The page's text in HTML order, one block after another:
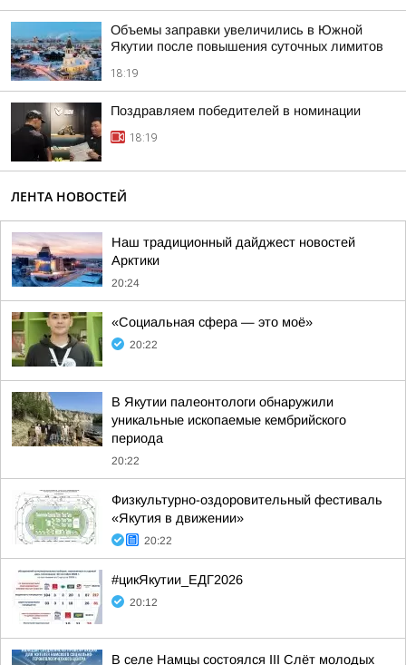
Объемы заправки увеличились в Южной
Якутии после повышения суточных лимитов
18:19
Поздравляем победителей в номинации
18:19
ЛЕНТА НОВОСТЕЙ
Наш традиционный дайджест новостей
Арктики
20:24
«Социальная сфера — это моё»
20:22
В Якутии палеонтологи обнаружили
уникальные ископаемые кембрийского
периода
20:22
Физкультурно-оздоровительный фестиваль
«Якутия в движении»
20:22
#цикЯкутии_ЕДГ2026
20:12
В селе Намцы состоялся III Слёт молодых